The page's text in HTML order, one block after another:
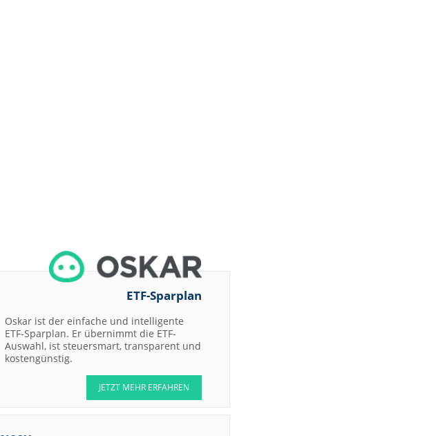
ETF-Sparplan
Oskar ist der einfache und intelligente
ETF-Sparplan. Er übernimmt die ETF-
Auswahl, ist steuersmart, transparent und
kostengünstig.
JETZT MEHR ERFAHREN